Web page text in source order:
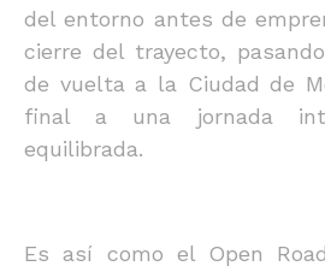
del entorno antes de
cierre del trayecto,
de vuelta a la Ciudad de
final a una jornada
equilibrada.
Es así como el Open